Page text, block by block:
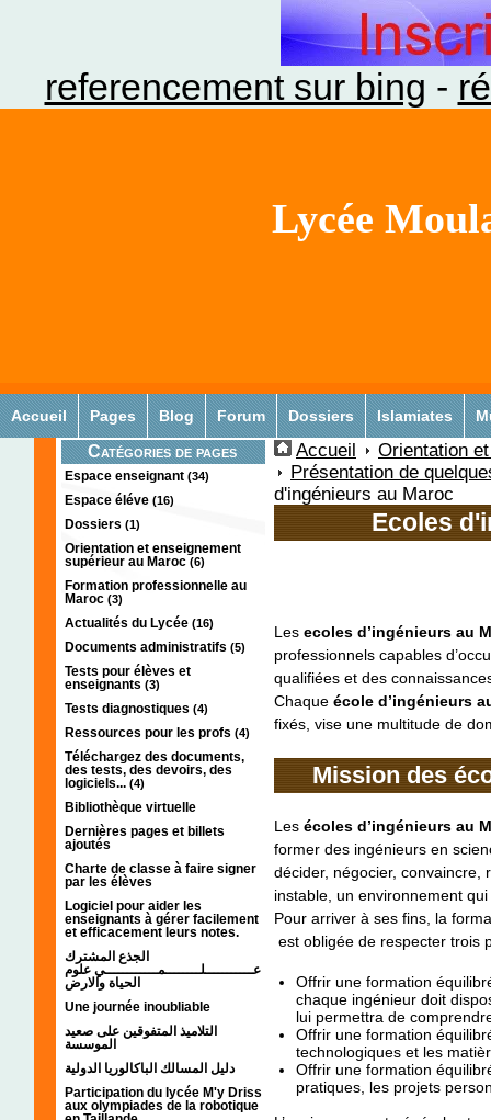
referencement sur bing -
Lycée
Accueil Pages Blog Forum Dossiers Islamiates
Catégories de pages
Espace enseignant (34)
Espace éléve (16)
Dossiers (1)
Orientation et enseignement
supérieur au Maroc (6)
Formation professionnelle au
Maroc (3)
Actualités du Lycée (16)
Documents administratifs (5)
Tests pour élèves et
enseignants (3)
Tests diagnostiques (4)
Ressources pour les profs (4)
Téléchargez des documents,
des tests, des devoirs, des
logiciels... (4)
Bibliothèque virtuelle
Dernières pages et billets
ajoutés
Charte de classe à faire signer
par les élèves
Logiciel pour aider les
enseignants à gérer facilement
et efficacement leurs notes.
الجذع المشترك
عـــــــــــلــــــــمــــــــــــي علوم
الحياة والارض
Une journée inoubliable
التلاميذ المتفوقين على صعيد
الموسسة
دليل المسالك الباكالوريا الدولية
Participation du lycée M'y Driss
aux olympiades de la robotique
Accueil
Orientation
Présentation de
d'ingénieurs au Maroc
Ecoles
Les ecoles d’ingénieurs au
professionnels capables
qualifiées et des
Chaque école d’ingénieurs
fixés, vise une multitude de
Mission des
Les écoles d’ingénieurs au
former des ingénieurs en
décider, négocier,
instable, un environnement
Pour arriver à ses fins, la
est obligée de respecter trois
Offrir une formation
chaque ingénieur doit
lui permettra de
Offrir une formation
technologiques et les
Offrir une formation
pratiques, les projets